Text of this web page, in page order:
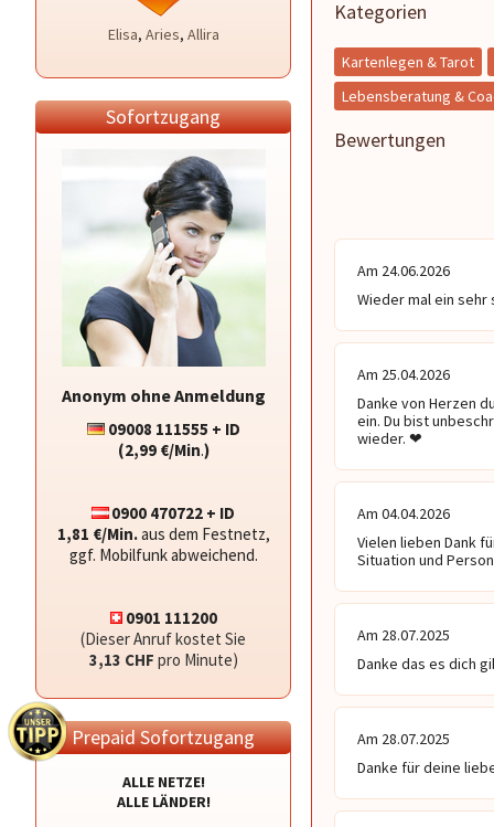
Elisa, Aries, Allira
Sofortzugang
Anonym ohne Anmeldung
09008 111555 + ID
(2,99 €/Min.)
0900 470722 + ID
1,81 €/Min.aus dem Festnetz,
ggf. Mobilfunk abweichend.
0901 111200
(Dieser Anruf kostet Sie
3,13 CHF pro Minute)
Prepaid Sofortzugang
ALLE NETZE!
ALLE LÄNDER!
Kategorien
Kartenlegen & Tarot
Lebensberatung &
Bewertungen
Am 24.06.2026
Wieder mal ein
Am 25.04.2026
Danke von Herzen
ein. Du bist
wieder. ❤ ️
Am 04.04.2026
Vielen lieben Dank
Situation und
Am 28.07.2025
Danke das es dich
Am 28.07.2025
Danke für deine